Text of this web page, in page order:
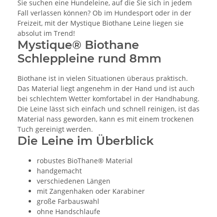
Sie suchen eine Hundeleine, auf die Sie sich in jedem
Fall verlassen können? Ob im Hundesport oder in der
Freizeit, mit der Mystique Biothane Leine liegen sie
absolut im Trend!
Mystique® Biothane
Schleppleine rund 8mm
Biothane ist in vielen Situationen überaus praktisch.
Das Material liegt angenehm in der Hand und ist auch
bei schlechtem Wetter komfortabel in der Handhabung.
Die Leine lässt sich einfach und schnell reinigen, ist das
Material nass geworden, kann es mit einem trockenen
Tuch gereinigt werden.
Die Leine im Überblick
robustes BioThane® Material
handgemacht
verschiedenen Längen
mit Zangenhaken oder Karabiner
große Farbauswahl
ohne Handschlaufe